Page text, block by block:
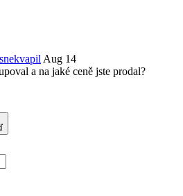
Aug 14
a na jaké ceně jste prodal?